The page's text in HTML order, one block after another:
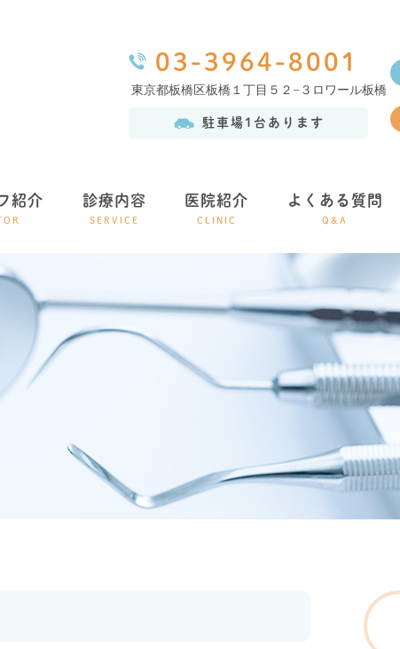
03-3964-8001
東京都板橋区板橋１丁目５２−３ロワール板橋
駐車場1台あります
紹介 診療内容
SERVICE
医院紹介
CLINIC
よくある質問
Q&A